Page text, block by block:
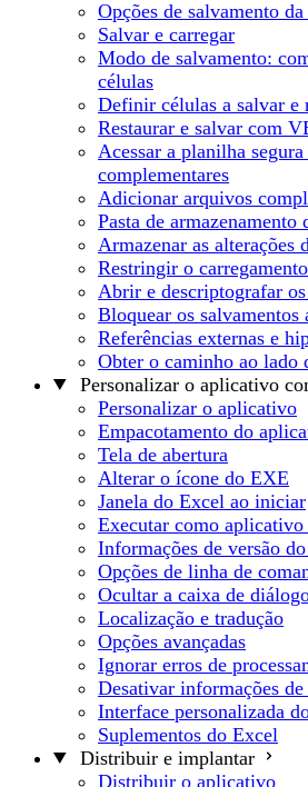
Opções de salvamento
Salvar e carregar
Modo de salvamento:
células
Definir células a salvar e
Restaurar e salvar com
Acessar a planilha
complementares
Adicionar arquivos
Pasta de armazenamento
Armazenar as alterações
Restringir o
Abrir e descriptografar
Bloquear os salvamentos
Referências externas e
Obter o caminho ao lado
Personalizar o aplicativo
Personalizar o aplicativo
Empacotamento do
Tela de abertura
Alterar o ícone do EXE
Janela do Excel ao iniciar
Executar como
Informações de versão
Opções de linha de
Ocultar a caixa de
Localização e tradução
Opções avançadas
Ignorar erros de
Desativar informações de
Interface personalizada
Suplementos do Excel
Distribuir e implantar
Distribuir o aplicativo